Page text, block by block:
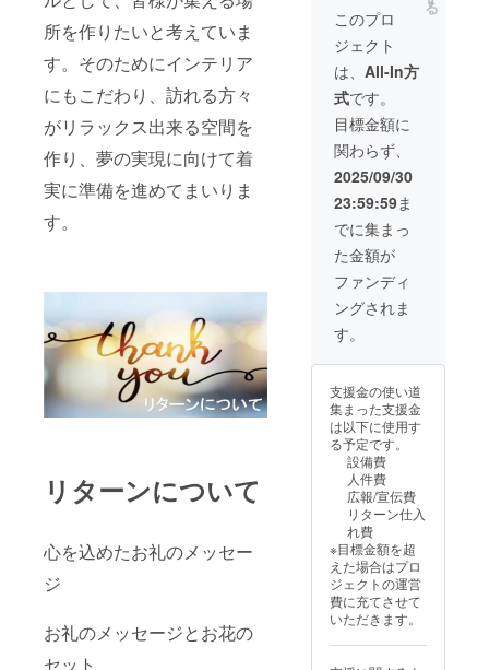
所を作りたいと考えていま
す。そのためにインテリア
にもこだわり、訪れる方々
がリラックス出来る空間を
作り、夢の実現に向けて着
実に準備を進めてまいりま
す。
リターンについて
心を込めたお礼のメッセー
ジ
お礼のメッセージとお花の
セット
くださ
い。
【本リ
ターン
につい
て】 本
リター
ンは、
【頑張
れ！シ
ンプル
支援
10,000
円】と
同じ内
容にな
りま
す。価
ります
「もっ
と応援
した
い」
「少し
でも力
になり
たい」
方に向
けて設
定させ
ていた
だいて
おりま
間：グ
ランド
オープ
ン〜事
業が 存
続する
限り掲
載。 ※
支援
時、必
ず備考
欄にお
名前
（HP掲
載用、
ニック
ネーム
でも
くださ
【本リ
ターン
につい
て】 本
リター
ンは、
【頑張
れ！シ
支援
10,000
円】と
同じ内
容にな
りま
謝の気
持ちを
込め
て、 お
礼の
メッ
セージ
をお送
りしま
す。 ②
新店舗
のHP内
【プロ
ジェク
ト支援
者一
覧】へ
の お名
掲載期
ランド
オープ
ン〜事
業が 存
続する
限り掲
載。 ※
支援
ず備考
欄にお
名前
（HP掲
載用、
ニック
る
このプロ
ジェクト
は、 All-In方
式です。
目標金額に
関わらず、
2025/09/30
23:59:59ま
でに集まっ
た金額が
ファンディ
ングされま
す。
支援金の使い道
集まった支援金
は以下に使用す
る予定です。
設備費
人件費
広報/宣伝費
リターン仕入
れ費
※目標金額を超
えた場合はプロ
ジェクトの運営
費に充てさせて
いただきます。